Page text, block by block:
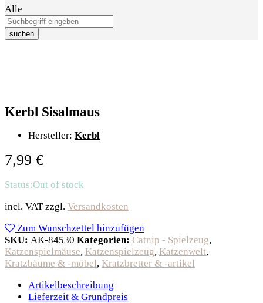
Alle
suchen
Kerbl Sisalmaus
Hersteller: Kerbl
7,99 €
Status:Out of stock
incl. VAT zzgl. Versandkosten
Zum Wunschzettel hinzufügen
SKU: AK-84530 Kategorien: Catnip - Spielzeug,
Katzenspielmäuse, Katzenspielzeug, Katzenwelt,
Kratzbäume & -möbel, Kratzbretter & -artikel
Artikelbeschreibung
Lieferzeit & Grundpreis